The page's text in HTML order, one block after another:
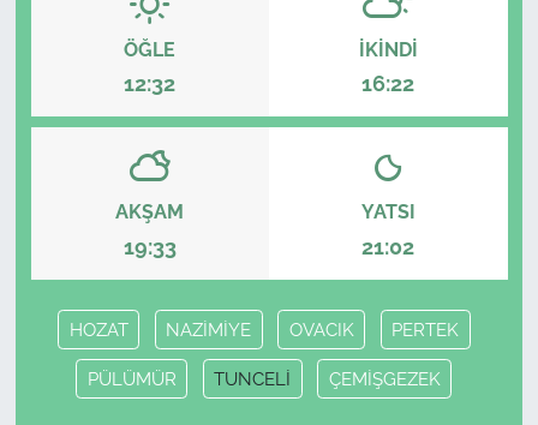
ÖĞLE
12:32
İKINDI
16:22
AKŞAM
19:33
YATSI
21:02
HOZAT NAZİMİYE OVACIK PERTEK
PÜLÜMÜR TUNCELİ ÇEMİŞGEZEK